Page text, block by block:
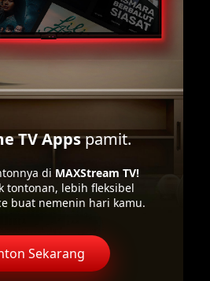
TV Appspamit.
di MAXStream TV!
tontonan, lebih fleksibel
buat nemenin hari kamu.
Sekarang